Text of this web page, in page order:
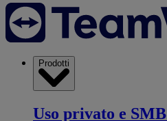
Prodotti
Uso privato e SMB